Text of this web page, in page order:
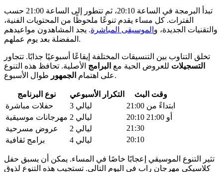
تبدأ البرمجة في الساعة 20:10، ثم تتطور إلى الساعة 21:00 حسب
الفترات. كل مساء يقدم تنوعًا ملحوظًا من المحتويات الفنية،
والتقنيات الجديدة، و الموسيقى المباشرة. يجد المشاهدون مواعيدهم
المفضلة بعد يوم عملهم.
تخلق التناوب بين التنسيقات المختلفة إيقاعًا أسبوعيًا جذابًا. تتجاور
التسجيلات للعروض الحية مع البرامج الأصلية. تحافظ هذه التنوع
على اهتمام الجمهور طوال الأسبوع.
نوع البرنامج التكرار الأسبوعي
وقت البث
حفلات مباشرة
3 ليالي
ابتداءً من 21:00
مهرجانات موسيقية
2 ليالي
20:10 أو 21:00
عروض مسرحية
2 ليالي
21:30
برامج ثقافية
4 ليالي 20:10
تثير التنوع الموسيقي إعجابًا خاصًا في المساء. يمكن أن يسبق حفل
كلاسيكي مهرجان راب في اليوم التالي. تستجيب هذه التنوع لذوق